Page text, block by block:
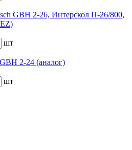
GBH 2-26, Интерскол П-26/800,
шт
2-24 (аналог)
шт